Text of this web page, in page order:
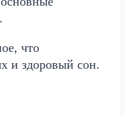
что
и здоровый сон.